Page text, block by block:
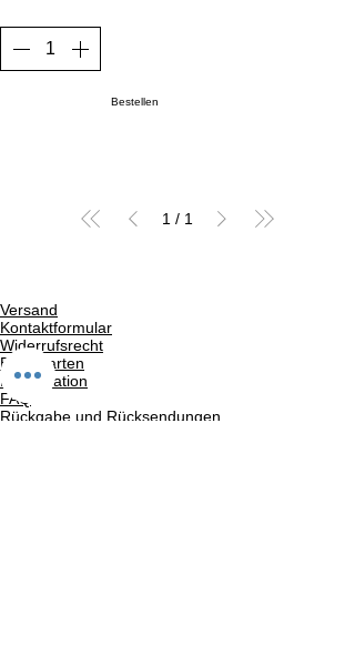
Bestellen
1 / 1
Versand
Kontaktformular
Widerrufsrecht
Bezahlarten
Reklamation
FAQ
Rückgabe und Rücksendungen